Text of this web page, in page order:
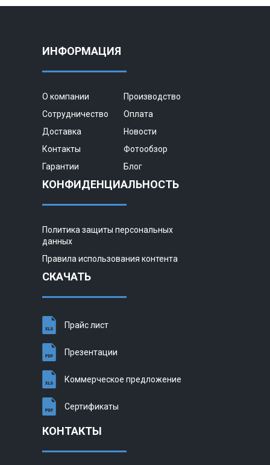
ИНФОРМАЦИЯ
О компании
Производство
Сотрудничество
Оплата
Доставка
Новости
Контакты
Фотообзор
Гарантии
Блог
КОНФИДЕНЦИАЛЬНОСТЬ
Политика защиты персональных
данных
Правила использования контента
СКАЧАТЬ
Прайс лист
Презентации
Коммерческое предложение
Сертификаты
КОНТАКТЫ